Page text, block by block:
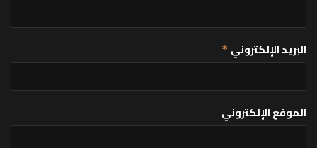
البريد الإلكتروني *
الموقع الإلكتروني